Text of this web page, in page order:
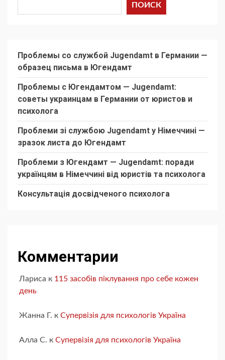
ПОИСК
Проблемы со службой Jugendamt в Германии —
образец письма в Югендамт
Проблемы с Югендамтом — Jugendamt:
советы украинцам в Германии от юристов и
психолога
Проблеми зі службою Jugendamt у Німеччині —
зразок листа до Югендамт
Проблеми з Югендамт — Jugendamt: поради
українцям в Німеччині від юристів та психолога
Консультація досвідченого психолога
Комментарии
Лариса к 115 засобів піклування про себе кожен
день
Жанна Г. к Супервізія для психологів Україна
Алла С. к Супервізія для психологів Україна